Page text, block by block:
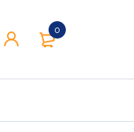
0